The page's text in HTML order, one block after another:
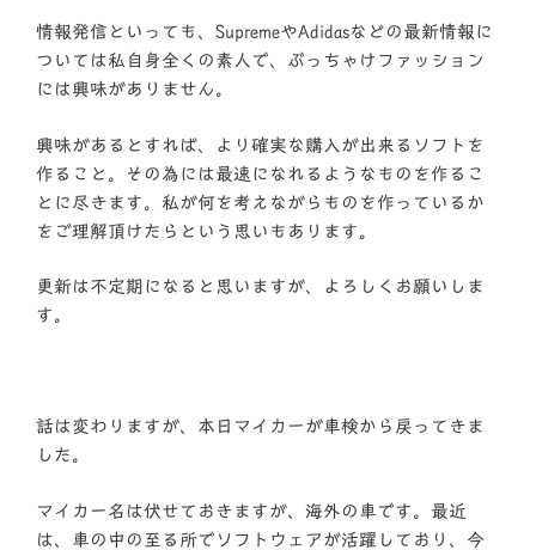
情報発信といっても、SupremeやAdidasなどの最新情報に
ついては私自身全くの素人で、ぶっちゃけファッション
には興味がありません。
興味があるとすれば、より確実な購入が出来るソフトを
作ること。その為には最速になれるようなものを作るこ
とに尽きます。私が何を考えながらものを作っているか
をご理解頂けたらという思いもあります。
更新は不定期になると思いますが、よろしくお願いしま
す。
話は変わりますが、本日マイカーが車検から戻ってきま
した。
マイカー名は伏せておきますが、海外の車です。最近
は、車の中の至る所でソフトウェアが活躍しており、今